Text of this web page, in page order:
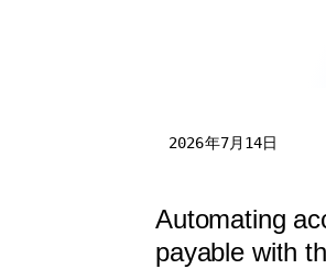
2026年7月14日
Automating
payable with